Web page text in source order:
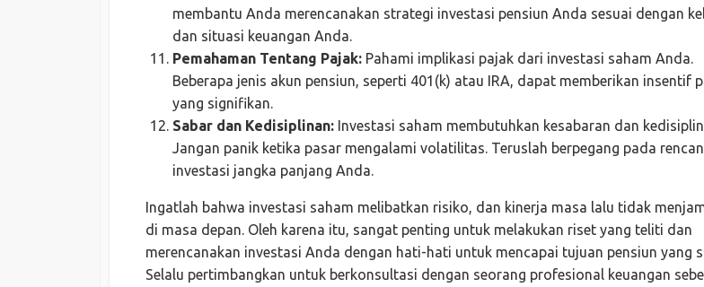
membantu Anda merencanakan strategi investasi pensiun Anda sesuai dengan
dan situasi keuangan Anda.
Pemahaman Tentang Pajak: Pahami implikasi pajak dari investasi saham Anda.
Beberapa jenis akun pensiun, seperti 401(k) atau IRA, dapat memberikan insentif
yang signifikan.
Sabar dan Kedisiplinan: Investasi saham membutuhkan kesabaran dan
Jangan panik ketika pasar mengalami volatilitas. Teruslah berpegang pada
investasi jangka panjang Anda.
Ingatlah bahwa investasi saham melibatkan risiko, dan kinerja masa lalu tidak
di masa depan. Oleh karena itu, sangat penting untuk melakukan riset yang teliti dan
merencanakan investasi Anda dengan hati-hati untuk mencapai tujuan pensiun yang
Selalu pertimbangkan untuk berkonsultasi dengan seorang profesional keuangan